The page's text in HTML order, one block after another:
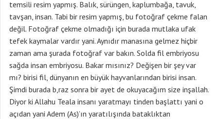
temsili resim yapmış. Balık, sürüngen, kaplumbağa, tavuk,
tavşan, insan. Tabi bir resim yapmış, bu fotoğraf çekme falan
değil. Fotoğraf çekme olmadığı için burada mutlaka ufak
tefek kaymalar vardır yani. Aynıdır manasına gelmez hiçbir
zaman ama şurada fotoğraf var bakın. Solda fil embriyosu
sağda insan embriyosu. Bakar mısınız? Değişen bir şey var
mı? birisi fil, dünyanın en büyük hayvanlarından birisi insan.
Şimdi burada b,raz sonra bir ayet de okuyacağım size inşallah.
Diyor ki Allahu Teala insanı yaratmayı tinden başlattı yani o
açıdan yani Adem (As)’ın yaratılışında bataklıktan